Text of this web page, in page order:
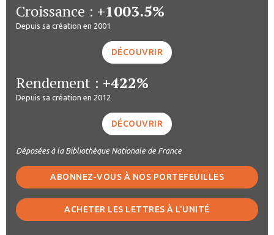
Croissance : +1003.5%
Depuis sa création en 2001
DÉCOUVRIR
Rendement : +422%
Depuis sa création en 2012
DÉCOUVRIR
Déposées à la Bibliothèque Nationale de France
ABONNEZ-VOUS À NOS PORTEFEUILLES
ACHETER LES LETTRES À L'UNITÉ